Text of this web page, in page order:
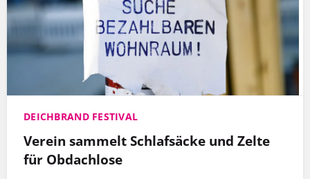
DEICHBRAND FESTIVAL
Verein sammelt Schlafsäcke und Zelte
für Obdachlose